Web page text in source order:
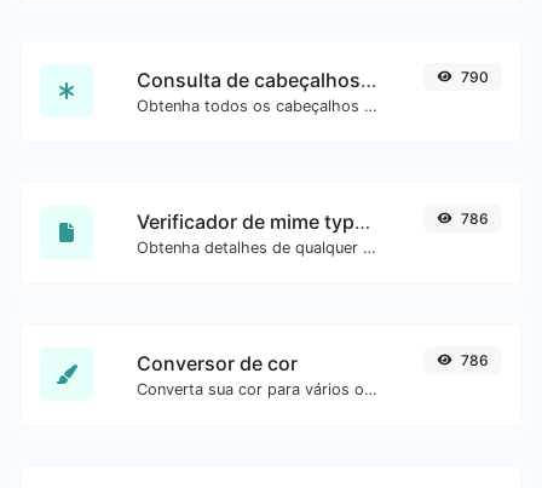
Consulta de cabeçalhos HTTP
Obtenha todos os cabeçalhos HTTP que uma URL retorna para uma requisição GET típica.
790
Verificador de mime type de arquivo
Obtenha detalhes de qualquer tipo de arquivo, como o mime type ou a data da última edição.
786
Conversor de cor
Converta sua cor para vários outros formatos.
786